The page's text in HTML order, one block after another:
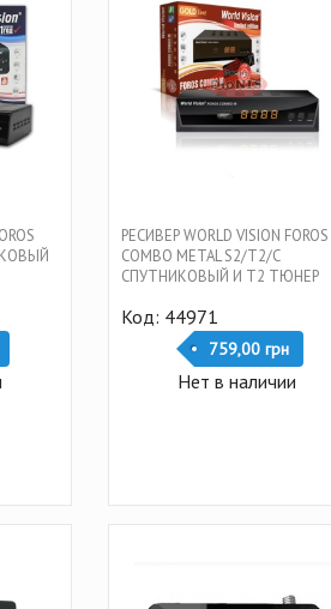
РЕСИВЕР WORLD VISION FOROS
COMBO METAL S2/T2/C
СПУТНИКОВЫЙ И Т2 ТЮНЕР
Код: 44971
759,00 грн
Нет в наличии